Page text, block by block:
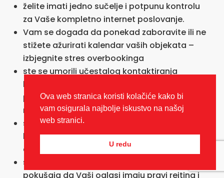
želite imati jedno sučelje i potpunu kontrolu
za Vaše kompletno internet poslovanje.
Vam se događa da ponekad zaboravite ili ne
stižete ažurirati kalendar vaših objekata –
izbjegnite stres overbookinga
ste se umorili učestalog kontaktiranja
korisničke podrške na stranim jezicima radi
pomoći i asistencije u održavanju korisničkog
računa
ste umorni od usporedbi cijena sa drugima
konkurentnim objektima, praćenja kretanja
cijena na tržištu i rezervacija
ste pomalo obeshrabreni od neuspjelih
pokušaja da Vaši oglasi imaju pravi rejting i
Ova web stranica koristi kolačiće kako bi
vam osigurala najbolje iskustvo na našoj
web stranici.
U redu